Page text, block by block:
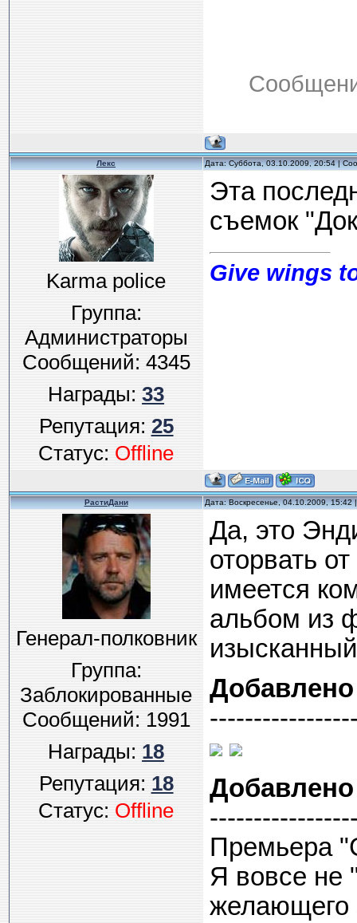
Лекс Дата: Суббота, 03.10.2009, 20:54 |
Karma police
Группа:
Администраторы
Сообщений:4345
Награды:33
Репутация:25
Статус:Offline
Эта
съемок
Give wings
РастиДани Дата: Воскресенье, 04.10.2009,
Генерал-полковник
Группа:
Заблокированные
Сообщений:1991
Награды:18
Репутация:18
Статус:Offline
Да, это
оторвать
имеется
альбом из
Добавлено
Добавлено
Премьера
Я вовсе не
желающего